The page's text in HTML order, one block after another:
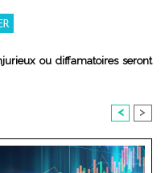
ou diffamatoires seront
< >